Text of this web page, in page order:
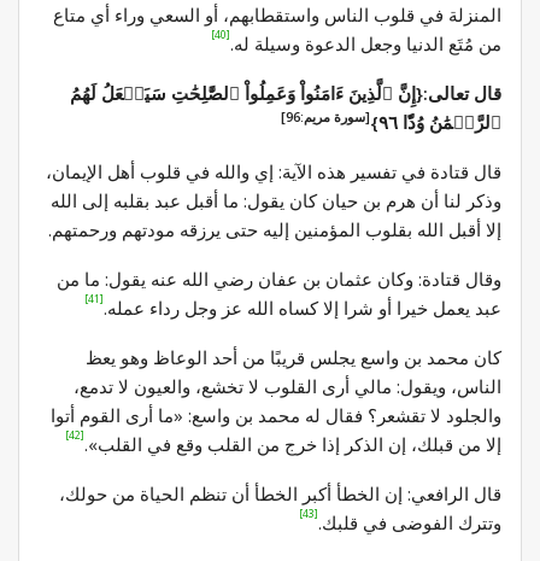
المنزلة في قلوب الناس واستقطابهم، أو السعي وراء أي متاع
من مُتَع الدنيا وجعل الدعوة وسيلة له.[40]
قال تعالى:{إِنَّ ٱلَّذِينَ ءَامَنُواْ وَعَمِلُواْ ٱلصَّٰلِحَٰتِ سَيَجۡعَلُ لَهُمُ
ٱلرَّحۡمَٰنُ وُدّٗا ٩٦}
[سورة مريم:96]
قال قتادة في تفسير هذه الآية: إي والله في قلوب أهل الإيمان،
وذكر لنا أن هرم بن حيان كان يقول: ما أقبل عبد بقلبه إلى الله
إلا أقبل الله بقلوب المؤمنين إليه حتى يرزقه مودتهم ورحمتهم.
وقال قتادة: وكان عثمان بن عفان رضي الله عنه يقول: ما من
عبد يعمل خيرا أو شرا إلا كساه الله عز وجل رداء عمله.[41]
كان محمد بن واسع يجلس قريبًا من أحد الوعاظ وهو يعظ
الناس، ويقول: مالي أرى القلوب لا تخشع، والعيون لا تدمع،
والجلود لا تقشعر؟ فقال له محمد بن واسع: «ما أرى القوم أتوا
إلا من قبلك، إن الذكر إذا خرج من القلب وقع في القلب».[42]
قال الرافعي: إن الخطأ أكبر الخطأ أن تنظم الحياة من حولك،
وتترك الفوضى في قلبك.[43]